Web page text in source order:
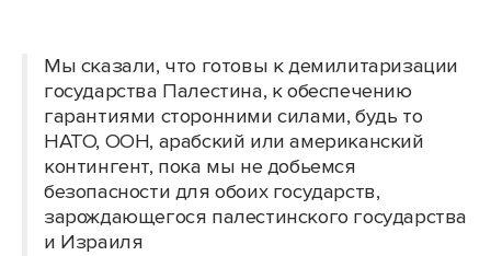
Мы сказали, что готовы к демилитаризации
государства Палестина, к обеспечению
гарантиями сторонними силами, будь то
НАТО, ООН, арабский или американский
контингент, пока мы не добьемся
безопасности для обоих государств,
зарождающегося палестинского государства
и Израиля